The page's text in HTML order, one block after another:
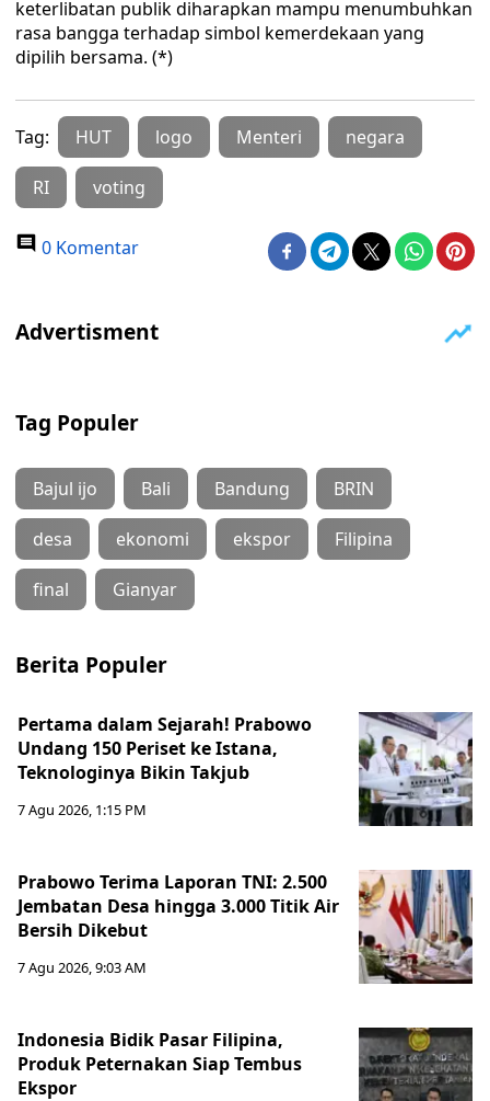
keterlibatan publik diharapkan mampu menumbuhkan
rasa bangga terhadap simbol kemerdekaan yang
dipilih bersama. (*)
Tag: HUT logo Menteri negara
RI voting
0 Komentar
Tag Populer
Bajul ijo Bali Bandung BRIN
desa ekonomi ekspor Filipina
final Gianyar
Berita Populer
Pertama dalam Sejarah! Prabowo
Undang 150 Periset ke Istana,
Teknologinya Bikin Takjub
7 Agu 2026, 1:15 PM
Prabowo Terima Laporan TNI: 2.500
Jembatan Desa hingga 3.000 Titik Air
Bersih Dikebut
7 Agu 2026, 9:03 AM
Indonesia Bidik Pasar Filipina,
Produk Peternakan Siap Tembus
Ekspor